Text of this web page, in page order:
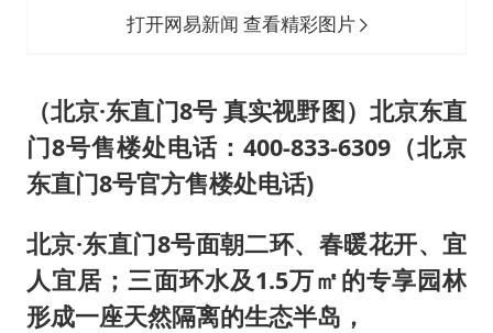
打开网易新闻 查看精彩图片
（北京·东直门8号 真实视野图）北京东直
门8号售楼处电话：400-833-6309（北京
东直门8号官方售楼处电话)
北京·东直门8号面朝二环、春暖花开、宜
人宜居；三面环水及1.5万㎡的专享园林
形成一座天然隔离的生态半岛，